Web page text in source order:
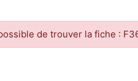
de trouver la fiche :